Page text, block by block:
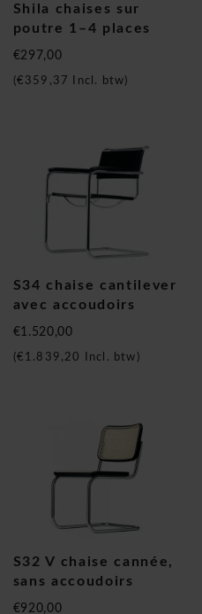
Shila chaises sur
poutre 1–4 places
€297,00
(€359,37 Incl. btw)
S34 chaise cantilever
avec accoudoirs
€1.520,00
(€1.839,20 Incl. btw)
S32 V chaise cannée,
sans accoudoirs
€920,00